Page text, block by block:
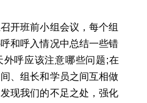
开班前小组会议，每个组
和呼入情况中总结一些错
呼应该注意哪些问题;在
、组长和学员之间互相做
现我们的不足之处，强化